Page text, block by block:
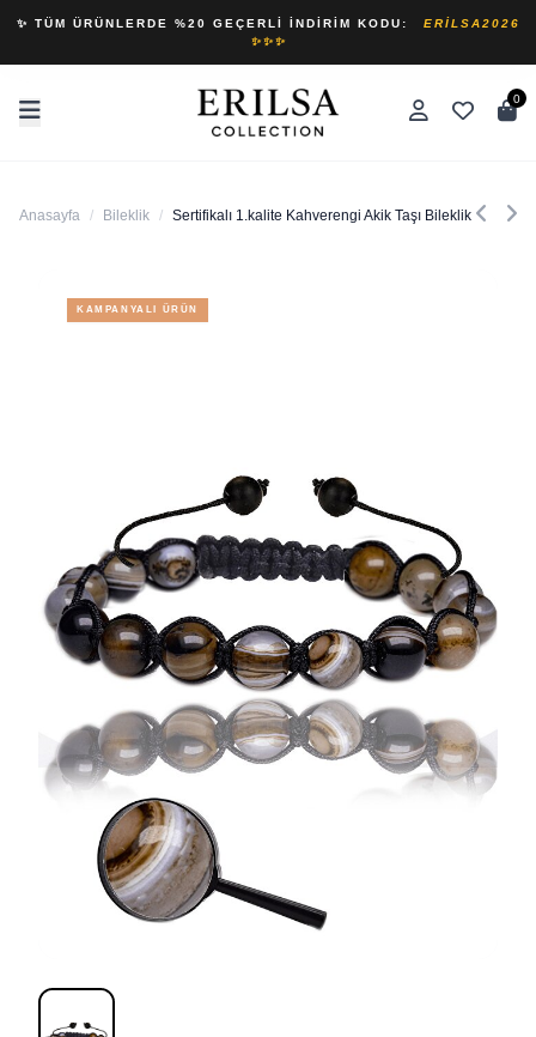
✨ TÜM ÜRÜNLERDE %20 GEÇERLI İNDIRIM KODU:
ERILSA2026
✨✨✨
0
Anasayfa / Bileklik / Sertifikalı 1.kalite Kahverengi Akik Taşı Bileklik
KAMPANYALI ÜRÜN